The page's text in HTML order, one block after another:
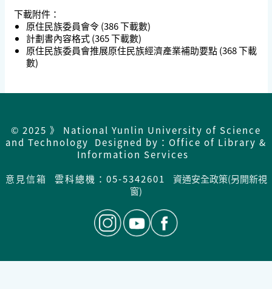
下載附件：
原住民族委員會令 (386 下載數)
計劃書內容格式 (365 下載數)
原住民族委員會推展原住民族經濟產業補助要點 (368 下載
數)
© 2025 》 National Yunlin University of Science
and Technology Designed by：Office of Library &
Information Services
意見信箱
雲科總機：05-5342601
資通安全政策(另開新視
窗)